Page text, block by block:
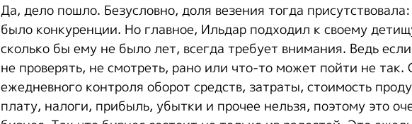
Да, дело пошло. Безусловно, доля везения тогда
было конкуренции. Но главное, Ильдар подходил к своему
сколько бы ему не было лет, всегда требует внимания. Ведь
не проверять, не смотреть, рано или что-то может пойти не так.
ежедневного контроля оборот средств, затраты, стоимость
плату, налоги, прибыль, убытки и прочее нельзя, поэтому это